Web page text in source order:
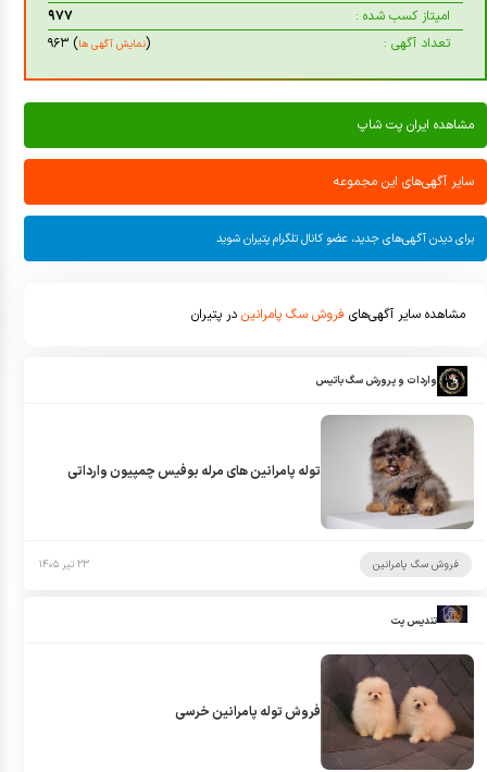
امیتاز کسب شده :
۹۷۷
تعداد آگهی :
(نمایش آگهی ها) ۹۶۳
مشاهده ایران پت شاپ
سایر آگهی‌های این مجموعه
برای دیدن آگهی‌های جدید، عضو کانال تلگرام پتیران شوید
مشاهده سایر آگهی‌های فروش سگ پامرانین در پتیران
واردات و پرورش سگ باتیس
توله پامرانین های مرله بوفیس چمپیون وارداتی
فروش سگ پامرانین ۲۳ تیر ۱۴۰۵
تندیس پت
فروش توله پامرانین خرسی